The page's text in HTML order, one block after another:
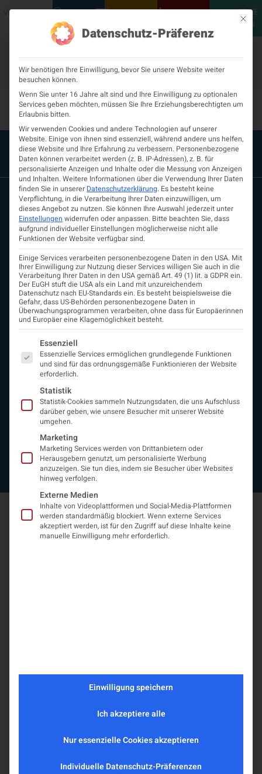
VERANSTALTUNGENPODCASTS NEUROLOGISCH KONTAKT
MEINE
ÖGN
Ausbildungsstelle-285
ÖGN
Über uns
Vorstand
Beirat
Arbeitsgemeinschaften
assoziierte Gesellschaften
EAN
Fördermitglieder
Entwicklung der Neurologoie
Neurologiereport
Mitgliedschaft
Statuten
Kontakt
Impressum
Datenschutzerklärung
Mit
Datenschutz-Präferenz
Wir benötigen Ihre Einwilligung, bevor Sie unsere Website weiter
besuchen können.
Wenn Sie unter 16 Jahre alt sind und Ihre Einwilligung zu optionalen
Services geben möchten, müssen Sie Ihre Erziehungsberechtigten um
Erlaubnis bitten.
Wir verwenden Cookies und andere Technologien auf unserer
Website. Einige von ihnen sind essenziell, während andere uns helfen,
diese Website und Ihre Erfahrung zu verbessern. Personenbezogene
Daten können verarbeitet werden (z. B. IP-Adressen), z. B. für
personalisierte Anzeigen und Inhalte oder die Messung von Anzeigen
und Inhalten.Weitere Informationen über die Verwendung Ihrer Daten
finden Sie in unserer Datenschutzerklärung. Es besteht keine
Verpflichtung, in die Verarbeitung Ihrer Daten einzuwilligen, um
dieses Angebot zu nutzen.Sie können Ihre Auswahl jederzeit unter
Einstellungen widerrufen oder anpassen. Bitte beachten Sie, dass
aufgrund individueller Einstellungen möglicherweise nicht alle
Funktionen der Website verfügbar sind.
Einige Services verarbeiten personenbezogene Daten in den USA. Mit
Ihrer Einwilligung zur Nutzung dieser Services willigen Sie auch in die
Verarbeitung Ihrer Daten in den USA gemäß Art. 49 (1) lit. a GDPR ein.
Der EuGH stuft die USA als ein Land mit unzureichendem
Datenschutz nach EU-Standards ein. Es besteht beispielsweise die
Gefahr, dass US-Behörden personenbezogene Daten in
Überwachungsprogrammen verarbeiten, ohne dass für Europäerinnen
und Europäer eine Klagemöglichkeit besteht.
Es folgt eine Liste der Service-Gruppen, für die eine
Essenziell
Essenzielle Services ermöglichen grundlegende Funktionen
und sind für das ordnungsgemäße Funktionieren der Website
erforderlich.
Statistik
Statistik-Cookies sammeln Nutzungsdaten, die uns Aufschluss
darüber geben, wie unsere Besucher mit unserer Website
umgehen.
Marketing
Marketing Services werden von Drittanbietern oder
Herausgebern genutzt, um personalisierte Werbung
anzuzeigen. Sie tun dies, indem sie Besucher über Websites
hinweg verfolgen.
Externe Medien
Inhalte von Videoplattformen und Social-Media-Plattformen
werden standardmäßig blockiert. Wenn externe Services
akzeptiert werden, ist für den Zugriff auf diese Inhalte keine
manuelle Einwilligung mehr erforderlich.
Einwilligung speichern
Ich akzeptiere alle
Nur essenzielle Cookies akzeptieren
Individuelle Datenschutz-Präferenzen